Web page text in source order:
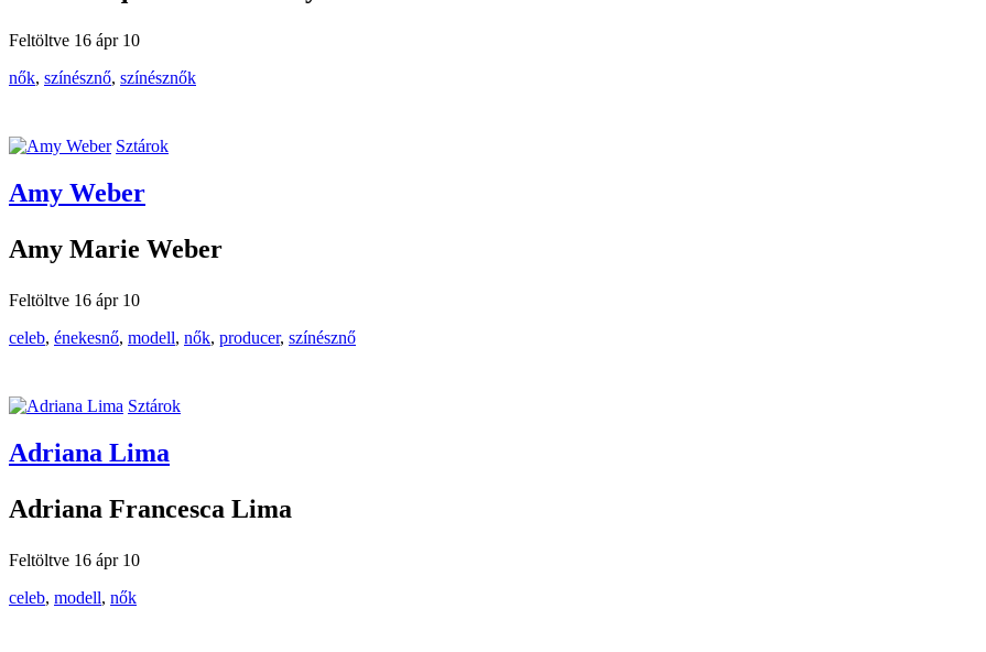
Feltöltve 16 ápr 10
nők, színésznő, színésznők
Sztárok
Amy Weber
Amy Marie Weber
Feltöltve 16 ápr 10
celeb, énekesnő, modell, nők, producer, színésznő
Sztárok
Adriana Lima
Adriana Francesca Lima
Feltöltve 16 ápr 10
celeb, modell, nők